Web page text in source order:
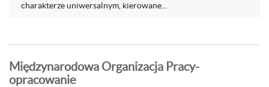
charakterze uniwersalnym, kierowane...
Międzynarodowa Organizacja Pracy-
opracowanie